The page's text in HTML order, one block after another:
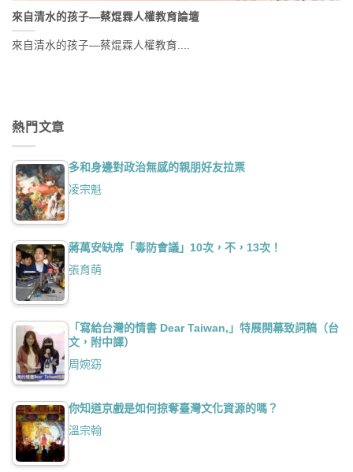
來自清水的孩子—蔡焜霖人權教育論壇
來自清水的孩子—蔡焜霖人權教育....
熱門文章
多和身邊對政治無感的親朋好友拉票
凌宗魁
蔣萬安缺席「毒防會議」10次，不，13次！
張育萌
「寫給台灣的情書 Dear Taiwan,」特展開幕致詞稿（台
文，附中譯）
周婉窈
你知道京戲是如何掠奪臺灣文化資源的嗎？
溫宗翰